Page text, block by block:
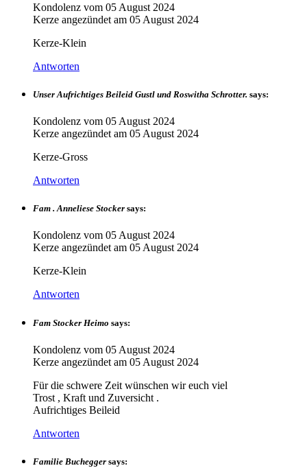
Kondolenz vom 05 August 2024
Kerze angezündet am 05 August 2024
Kerze-Klein
Antworten
Unser Aufrichtiges Beileid Gustl und Roswitha Schrotter. says:
Kondolenz vom 05 August 2024
Kerze angezündet am 05 August 2024
Kerze-Gross
Antworten
Fam . Anneliese Stocker says:
Kondolenz vom 05 August 2024
Kerze angezündet am 05 August 2024
Kerze-Klein
Antworten
Fam Stocker Heimo says:
Kondolenz vom 05 August 2024
Kerze angezündet am 05 August 2024
Für die schwere Zeit wünschen wir euch viel
Trost , Kraft und Zuversicht .
Aufrichtiges Beileid
Antworten
Familie Buchegger says: